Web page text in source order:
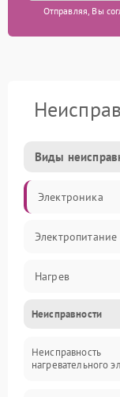
Отправляя, Вы
Виды
Электроника
Электропитание
Нагрев
Механические
Неисправности
Неисправность
нагревательного